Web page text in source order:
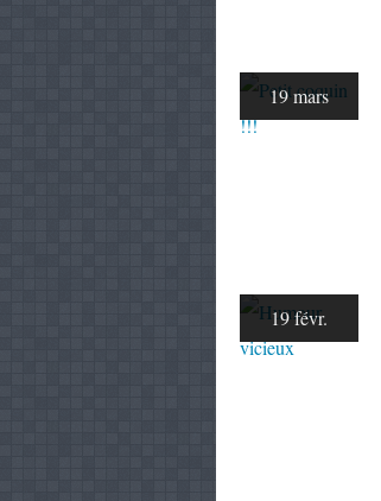
19 mars
19 févr.